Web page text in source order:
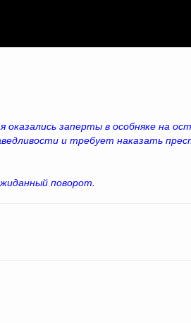
заперты в особняке на
и требует наказать
поворот.